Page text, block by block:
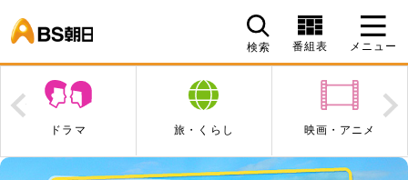
検索 番組表 メニュー
ドラマ 旅・くらし 映画・アニメ
Prev